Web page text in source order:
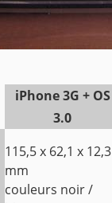
iPhone 3G + OS
3.0
115,5 x 62,1 x 12,3
mm
couleurs noir /